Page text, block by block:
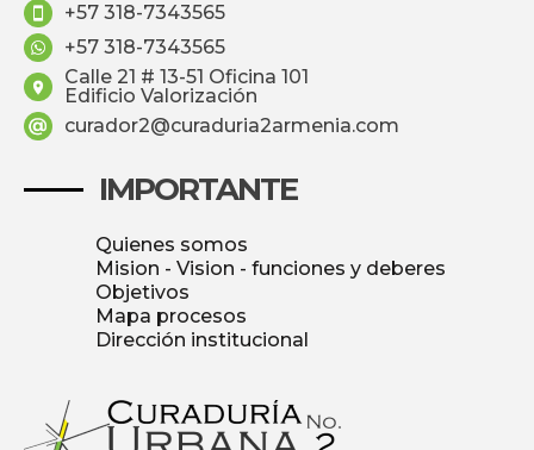
+57 318-7343565
+57 318-7343565
Calle 21 # 13-51 Oficina 101
Edificio Valorización
curador2@curaduria2armenia.com
IMPORTANTE
Quienes somos
Mision - Vision - funciones y deberes
Objetivos
Mapa procesos
Dirección institucional